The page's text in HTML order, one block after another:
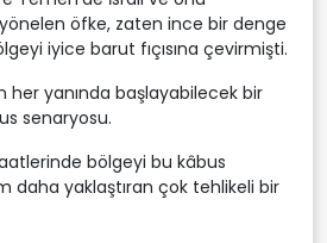
öfke, zaten ince bir denge
iyice barut fıçısına çevirmişti.
her yanında başlayabilecek bir
senaryosu.
bölgeyi bu kâbus
daha yaklaştıran çok tehlikeli bir